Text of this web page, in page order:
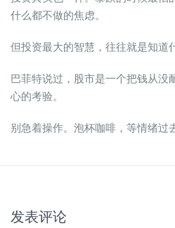
什么都不做的焦虑。
但投资最大的智慧，往往就是知道
巴菲特说过，股市是一个把钱从没
心的考验。
别急着操作。泡杯咖啡，等情绪过
发表评论